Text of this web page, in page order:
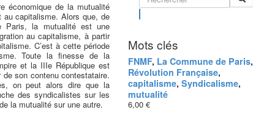
économique de la mutualité
au capitalisme. Alors que, de
Paris, la mutualité est une
au capitalisme, à partir
C’est à cette période
Toute la finesse de la
et la IIIe République est
de son contenu contestataire.
on peut alors dire que la
des syndicalistes sur les
la mutualité sur une autre.
Mots clés
FNMF, La Commune de Paris,
Révolution Française,
capitalisme, Syndicalisme,
mutualité
6,00 €